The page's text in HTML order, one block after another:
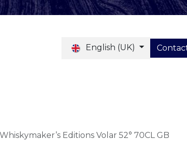
English (UK)
Editions Volar 52° 70CL GB